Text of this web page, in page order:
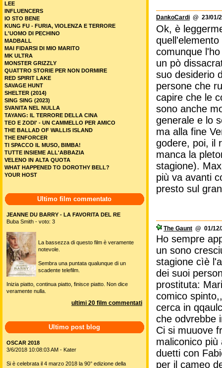
DankoCardi @ 23/01/
Ok, è
comunque
un pò
suo desiderio
persone che
capire che le
sono anche
generale e lo
ma alla fine
godere, poi, il
manca la
stagione).
più va avanti
presto sul
The Gaunt @ 01/
Ho sempre
un sono
stagione cìè
dei suoi
prostituta:
comico
cerca in
che odvrebbe
Ci si muuove
maliconico
duetti con
per il cameo
LEE
INFLUENCERS
IO STO BENE
KUNG FU - FURIA, VIOLENZA E TERRORE
L'UOMO DI PECHINO
MADBALL
MAI FIDARSI DI MIO MARITO
MK ULTRA
MONSTER GRIZZLY
QUATTRO STORIE PER NON DORMIRE
RED SPIRIT LAKE
SAVAGE HUNT
SHELTER (2014)
SING SING (2023)
SVANITA NEL NULLA
TAYANG: IL TERRORE DELLA CINA
TEO E ZODI' - UN CAMMELLO PER AMICO
THE BALLAD OF WALLIS ISLAND
THE ENFORCER
TI SPACCO IL MUSO, BIMBA!
TUTTE INSIEME ALL'ABBAZIA
VELENO IN ALTA QUOTA
WHAT HAPPENED TO DOROTHY BELL?
YOUR HOST
Ultimo film commentato
JEANNE DU BARRY - LA FAVORITA DEL RE
Buba Smith - voto: 3
La bassezza di questo film è veramente
notevole.
Sembra una puntata qualunque di un
scadente telefilm.
Inizia piatto, continua piatto, finisce piatto. Non dice
veramente nulla.
ultimi 20 film commentati
Ultimo post blog
OSCAR 2018
3/6/2018 10:08:03 AM - Kater
Si è celebrata il 4 marzo 2018 la 90° edizione della